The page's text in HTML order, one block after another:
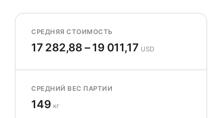
СРЕДНЯЯ СТОИМОСТЬ
17 282,88 – 19 011,17 USD
СРЕДНИЙ ВЕС ПАРТИИ
149 кг